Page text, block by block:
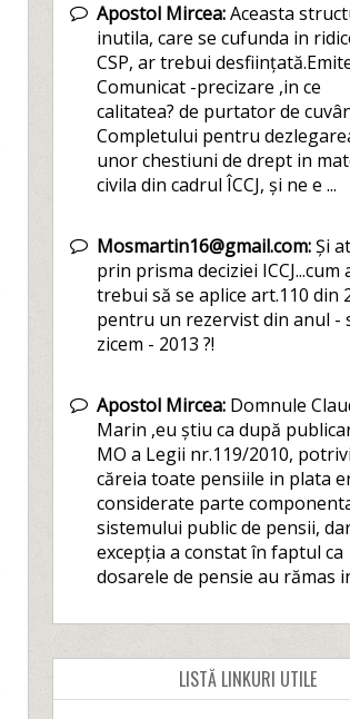
Apostol Mircea:Aceasta
inutila, care se cufunda in
CSP, ar trebui
Comunicat -precizare ,in ce
calitatea? de purtator de
Completului pentru
unor chestiuni de drept in
civila din cadrul ÎCCJ, și ne e ...
Mosmartin16@gmail.com:Și
prin prisma deciziei ICCJ...cum
trebui să se aplice art.110 din
pentru un rezervist din anul -
zicem - 2013 ?!
Apostol Mircea:Domnule
Marin ,eu știu ca după
MO a Legii nr.119/2010,
căreia toate pensiile in plata
considerate parte
sistemului public de pensii,
excepția a constat în faptul ca
dosarele de pensie au rămas
LISTĂ LINKURI UTILE